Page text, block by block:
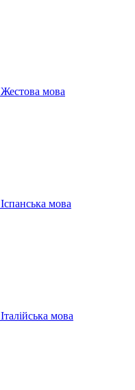
Жестова мова
Іспанська мова
Італійська мова